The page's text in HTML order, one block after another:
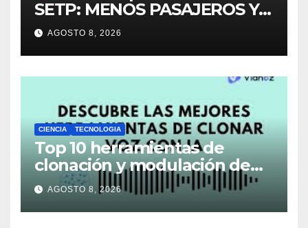
SETP: MENOS PASAJEROS Y
ALERTA POR EL FUTURO DEL
TRANSPORTE
AGOSTO 8, 2026
CIENCIA TECNOLOGIA
Top 10 herramientas de
clonación y modulación de
voz que están
revolucionando la creación
de contenido en 2026
AGOSTO 8, 2026